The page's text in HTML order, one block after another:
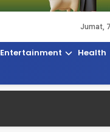
Jumat,
Entertainment Health